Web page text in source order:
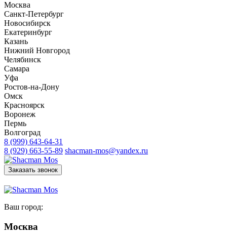
Москва
Санкт-Петербург
Новосибирск
Екатеринбург
Казань
Нижний Новгород
Челябинск
Самара
Уфа
Ростов-на-Дону
Омск
Красноярск
Воронеж
Пермь
Волгоград
8 (999) 643-64-31
8 (929) 663-55-89 shacman-mos@yandex.ru
Заказать звонок
Ваш город:
Москва